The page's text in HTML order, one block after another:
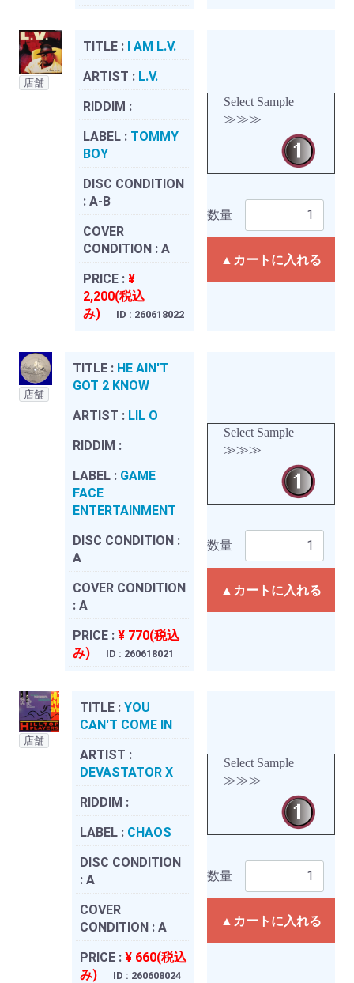
店舗
TITLE : I AM L.V.
ARTIST : L.V.
RIDDIM :
LABEL : TOMMY
BOY
DISC CONDITION
: A-B
COVER
CONDITION : A
PRICE : ¥
2,200(税込
み)
ID : 260618022
Select Sample
≫≫≫
数量
▲カートに入れる
店舗
TITLE : HE AIN'T
GOT 2 KNOW
ARTIST : LIL O
RIDDIM :
LABEL : GAME
FACE
ENTERTAINMENT
DISC CONDITION :
A
COVER CONDITION
: A
PRICE : ¥ 770(税込
み)
ID : 260618021
Select Sample
≫≫≫
数量
▲カートに入れる
店舗
TITLE : YOU
CAN'T COME IN
ARTIST :
DEVASTATOR X
RIDDIM :
LABEL : CHAOS
DISC CONDITION
: A
COVER
CONDITION : A
PRICE : ¥ 660(税込
み)
ID : 260608024
Select Sample
≫≫≫
数量
▲カートに入れる